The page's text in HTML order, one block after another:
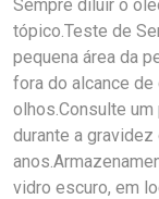
Sempre diluir o
tópico.Teste de
pequena área da
fora do alcance
olhos.Consulte
durante a
vidro escuro, em